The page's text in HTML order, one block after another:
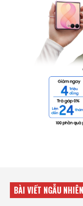
BÀI VIẾT NGẪU NHIÊN